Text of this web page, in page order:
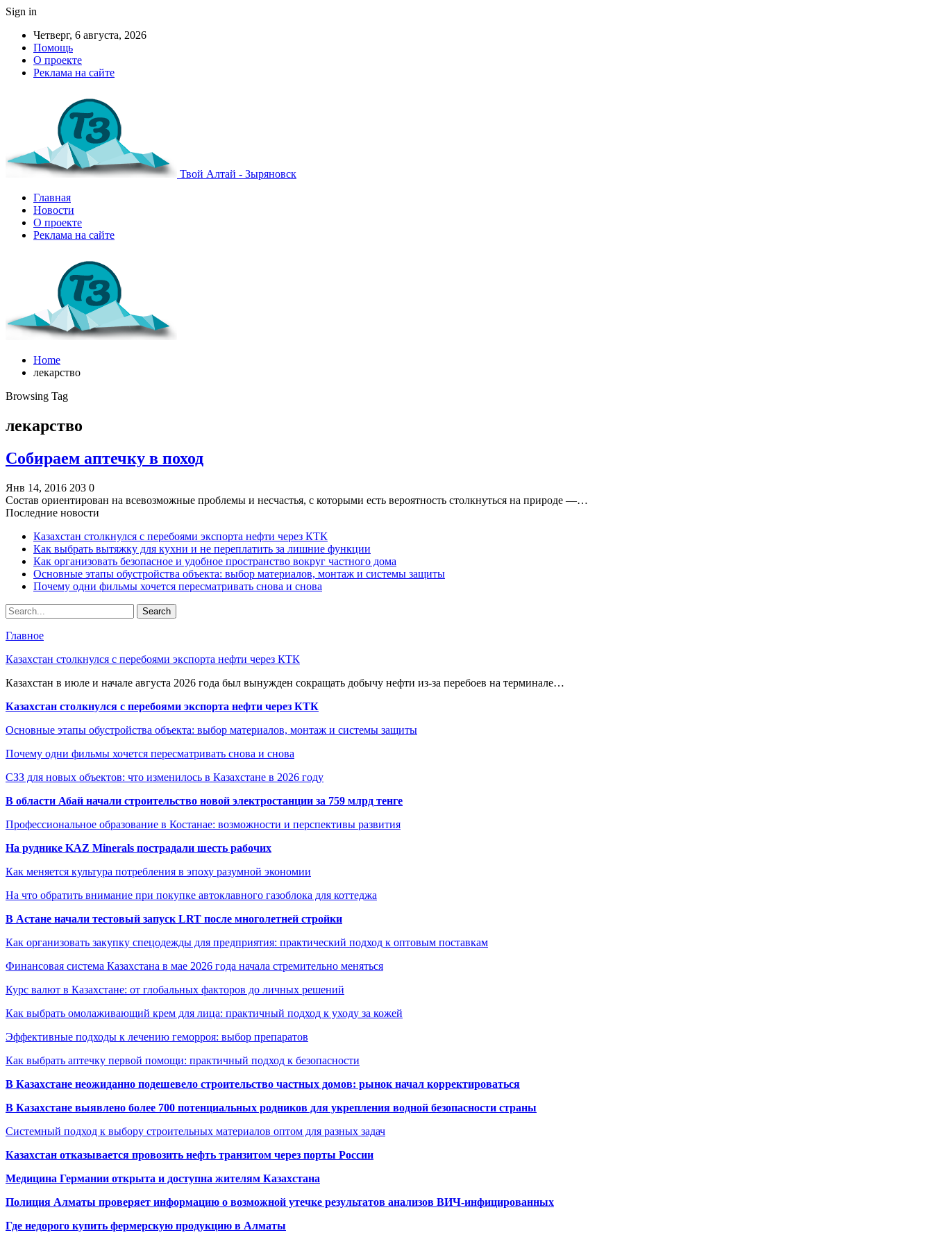
Sign in
Четверг, 6 августа, 2026
Помощь
О проекте
Реклама на сайте
Твой Алтай - Зыряновск
Главная
Новости
О проекте
Реклама на сайте
Home
лекарство
Browsing Tag
лекарство
Собираем аптечку в поход
Янв 14, 2016 203 0
Состав ориентирован на всевозможные проблемы и несчастья, с которыми есть вероятность столкнуться на природе —…
Последние новости
Казахстан столкнулся с перебоями экспорта нефти через КТК
Как выбрать вытяжку для кухни и не переплатить за лишние функции
Как организовать безопасное и удобное пространство вокруг частного дома
Основные этапы обустройства объекта: выбор материалов, монтаж и системы защиты
Почему одни фильмы хочется пересматривать снова и снова
Главное
Казахстан столкнулся с перебоями экспорта нефти через КТК
Казахстан в июле и начале августа 2026 года был вынужден сокращать добычу нефти из-за перебоев на терминале…
Казахстан столкнулся с перебоями экспорта нефти через КТК
Основные этапы обустройства объекта: выбор материалов, монтаж и системы защиты
Почему одни фильмы хочется пересматривать снова и снова
СЗЗ для новых объектов: что изменилось в Казахстане в 2026 году
В области Абай начали строительство новой электростанции за 759 млрд тенге
Профессиональное образование в Костанае: возможности и перспективы развития
На руднике KAZ Minerals пострадали шесть рабочих
Как меняется культура потребления в эпоху разумной экономии
На что обратить внимание при покупке автоклавного газоблока для коттеджа
В Астане начали тестовый запуск LRT после многолетней стройки
Как организовать закупку спецодежды для предприятия: практический подход к оптовым поставкам
Финансовая система Казахстана в мае 2026 года начала стремительно меняться
Курс валют в Казахстане: от глобальных факторов до личных решений
Как выбрать омолаживающий крем для лица: практичный подход к уходу за кожей
Эффективные подходы к лечению геморроя: выбор препаратов
Как выбрать аптечку первой помощи: практичный подход к безопасности
В Казахстане неожиданно подешевело строительство частных домов: рынок начал корректироваться
В Казахстане выявлено более 700 потенциальных родников для укрепления водной безопасности страны
Системный подход к выбору строительных материалов оптом для разных задач
Казахстан отказывается провозить нефть транзитом через порты России
Медицина Германии открыта и доступна жителям Казахстана
Полиция Алматы проверяет информацию о возможной утечке результатов анализов ВИЧ-инфицированных
Где недорого купить фермерскую продукцию в Алматы